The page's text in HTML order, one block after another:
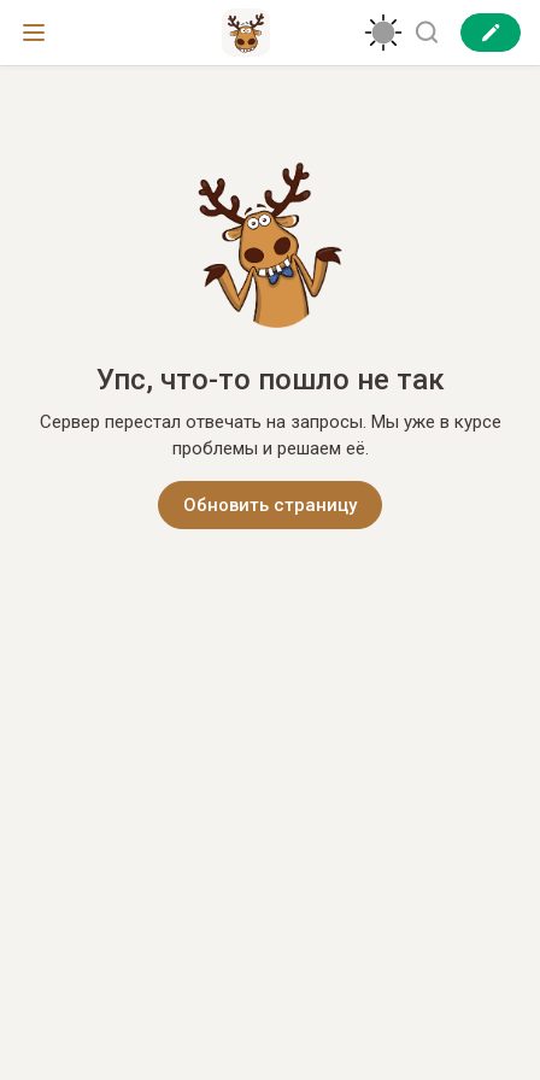
Упс, что-то пошло не так
Сервер перестал отвечать на запросы. Мы уже в курсе
проблемы и решаем её.
Обновить страницу